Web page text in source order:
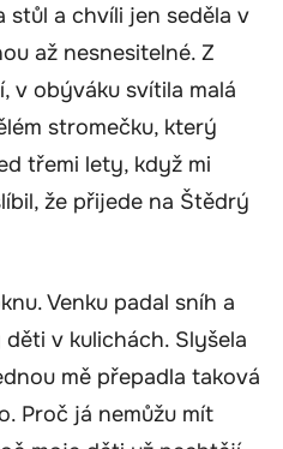
stůl a chvíli jen seděla v
až nesnesitelné. Z
v obýváku svítila malá
stromečku, který
třemi lety, když mi
že přijede na Štědrý
Venku padal sníh a
v kulichách. Slyšela
mě přepadla taková
Proč já nemůžu mít